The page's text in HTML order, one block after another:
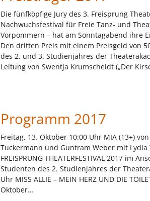
Die fünfköpfige Jury des 3. Freisprung
Nachwuchsfestival für Freie Tanz- und
Vorpommern – hat am Sonntagabend ihre
Den dritten Preis mit einem Preisgeld von
des 2. und 3. Studienjahres der
Leitung von Swentja Krumscheidt („Der
Programm 2017
Freitag, 13. Oktober 10:00 Uhr MIA (13+)
Tuckermann und Guntram Weber mit Lydia
FREISPRUNG THEATERFESTIVAL 2017 im
Studenten des 2. Studienjahres der
Uhr MISS ALLIE – MEIN HERZ UND DIE
Oktober…